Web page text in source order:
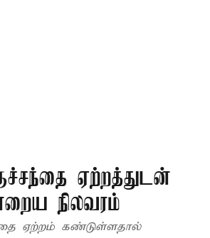
ஏற்றத்துடன்
நிலவரம்
ஏற்றம் கண்டுள்ளதால்